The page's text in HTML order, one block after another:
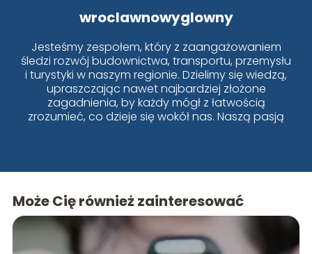
wroclawnowyglowny
Jesteśmy zespołem, który z zaangażowaniem
śledzi rozwój budownictwa, transportu, przemysłu
i turystyki w naszym regionie. Dzielimy się wiedzą,
upraszczając nawet najbardziej złożone
zagadnienia, by każdy mógł z łatwością
zrozumieć, co dzieje się wokół nas. Naszą pasją
Może Cię również zainteresować